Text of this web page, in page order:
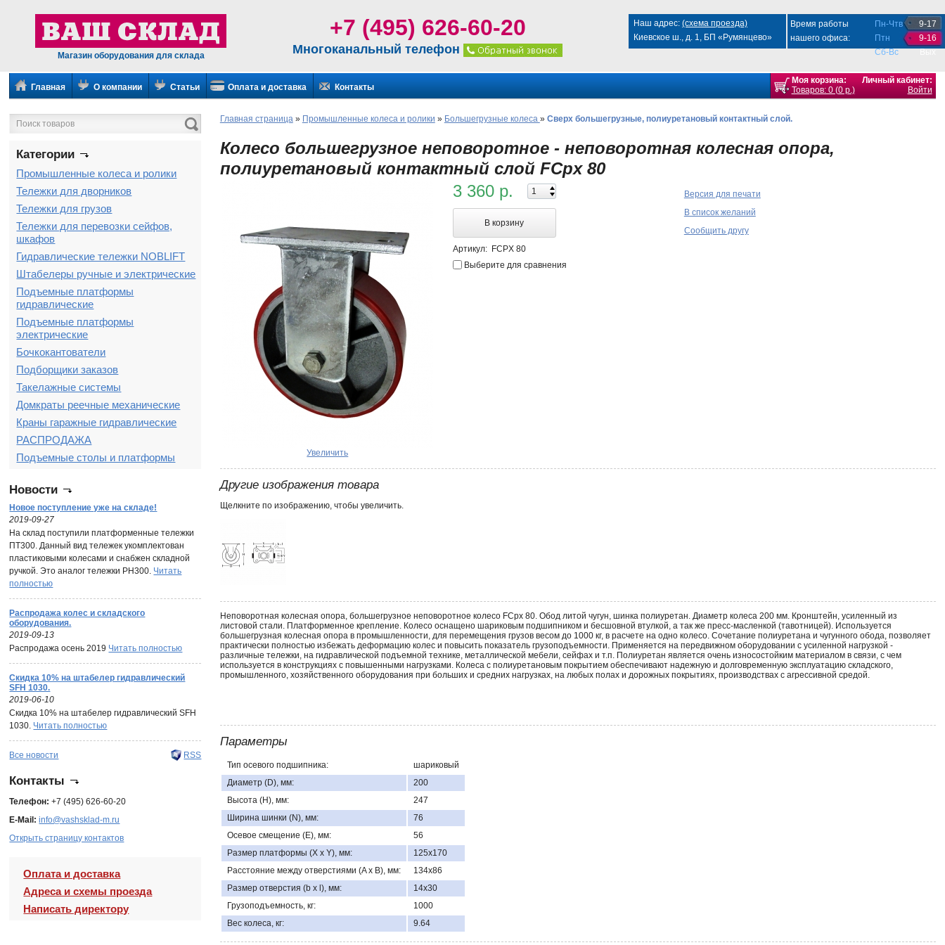
Магазин оборудования для склада
+7 (495) 626-60-20
Многоканальный телефон
Время работы
нашего офиса:
Пн-Чтв
Птн
Сб-Вс
9-17
9-16
Наш адрес: (схема проезда)
Киевское ш., д. 1, БП «Румянцево»
Главная О компании Статьи Оплата и доставка Контакты
Моя корзина:
Товаров: 0 (0 р.)
Личный кабинет:
Войти
Категории
Промышленные колеса и ролики
Тележки для дворников
Тележки для грузов
Тележки для перевозки сейфов,
шкафов
Гидравлические тележки NOBLIFT
Штабелеры ручные и электрические
Подъемные платформы
гидравлические
Подъемные платформы
электрические
Бочкокантователи
Подборщики заказов
Такелажные системы
Домкраты реечные механические
Краны гаражные гидравлические
РАСПРОДАЖА
Подъемные столы и платформы
Новости
Новое поступление уже на складе!
2019-09-27
На склад поступили платформенные тележки
ПТ300. Данный вид тележек укомплектован
пластиковыми колесами и снабжен складной
ручкой. Это аналог тележки PH300. Читать
полностью
Распродажа колес и складского
оборудования.
2019-09-13
Распродажа осень 2019 Читать полностью
Скидка 10% на штабелер гидравлический
SFH 1030.
2019-06-10
Скидка 10% на штабелер гидравлический SFH
1030. Читать полностью
Все новости RSS
Контакты
Телефон: +7 (495) 626-60-20
E-Mail: info@vashsklad-m.ru
Открыть страницу контактов
Оплата и доставка
Адреса и схемы проезда
Написать директору
Главная страница » Промышленные колеса и ролики » Большегрузные колеса » Сверх большегрузные, полиуретановый контактный слой.
Колесо большегрузное неповоротное - неповоротная колесная опора,
полиуретановый контактный слой FCpx 80
Увеличить
3 360 р.
В корзину
Артикул: FCPX 80
Выберите для сравнения
Версия для печати
В список желаний
Сообщить другу
Другие изображения товара
Щелкните по изображению, чтобы увеличить.
Неповоротная колесная опора, большегрузное неповоротное колесо FCpx 80. Обод литой чугун, шинка полиуретан. Диаметр колеса 200 мм. Кронштейн, усиленный из
листовой стали. Платформенное крепление. Колесо оснащено шариковым подшипником и бесшовной втулкой, а так же пресс-масленкой (тавотницей). Используется
большегрузная колесная опора в промышленности, для перемещения грузов весом до 1000 кг, в расчете на одно колесо. Сочетание полиуретана и чугунного обода, позволяет
практически полностью избежать деформацию колес и повысить показатель грузоподъемности. Применяется на передвижном оборудовании с усиленной нагрузкой -
различные тележки, на гидравлической подъемной технике, металлической мебели, сейфах и т.п. Полиуретан является очень износостойким материалом в связи, с чем
используется в конструкциях с повышенными нагрузками. Колеса с полиуретановым покрытием обеспечивают надежную и долговременную эксплуатацию складского,
промышленного, хозяйственного оборудования при больших и средних нагрузках, на любых полах и дорожных покрытиях, производствах с агрессивной средой.
Параметры
Тип осевого подшипника:
шариковый
Диаметр (D), мм:
200
Высота (H), мм:
247
Ширина шинки (N), мм:
76
Осевое смещение (E), мм:
56
Размер платформы (X x Y), мм:
125х170
Расстояние между отверстиями (A x B), мм:
134х86
Размер отверстия (b x l), мм:
14x30
Грузоподъемность, кг:
1000
Вес колеса, кг:
9.64